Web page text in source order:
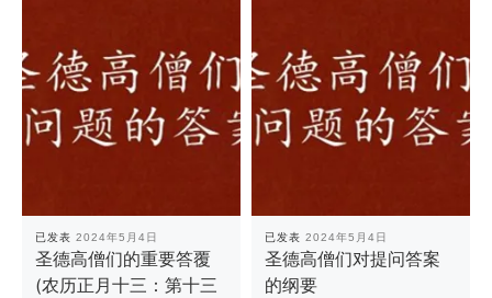
已发表 2024年5月4日
圣德高僧们的重要答覆
(农历正月十三：第十三
已发表 2024年5月4日
圣德高僧们对提问答案
的纲要